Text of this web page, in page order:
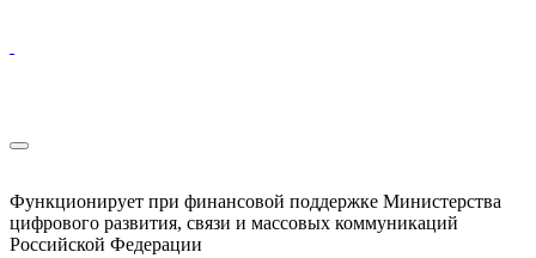
Функционирует при финансовой поддержке Министерства
цифрового развития, связи и массовых коммуникаций
Российской Федерации